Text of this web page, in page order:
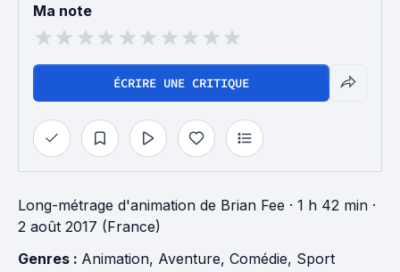
Ma note
ÉCRIRE UNE CRITIQUE
Long-métrage d'animation de Brian Fee · 1 h 42 min ·
2 août 2017 (France)
Genres : Animation, Aventure, Comédie, Sport